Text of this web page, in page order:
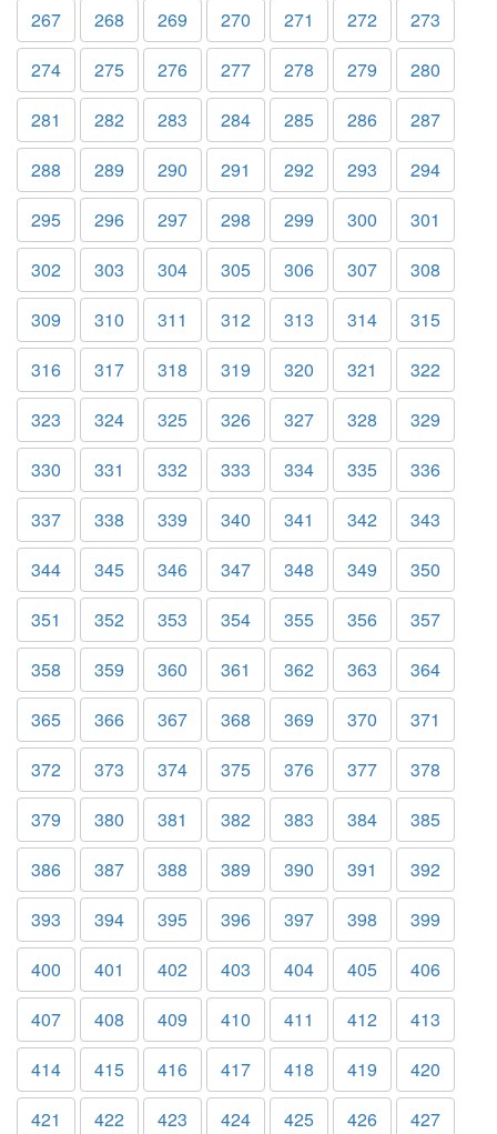
267
268 269 270 271 272
273
274
275 276 277 278 279
280
281
282 283 284 285 286
287
288
289 290 291 292 293
294
295
296 297 298 299 300
301
302
303 304 305 306 307
308
309
310 311 312 313 314
315
316
317 318 319 320 321
322
323
324 325 326 327 328
329
330
331 332 333 334 335
336
337
338 339 340 341 342
343
344
345 346 347 348 349
350
351
352 353 354 355 356
357
358
359 360 361 362 363
364
365
366 367 368 369 370
371
372
373 374 375 376 377
378
379
380 381 382 383 384
385
386
387 388 389 390 391
392
393
394 395 396 397 398
399
400
401 402 403 404 405
406
407
408 409 410 411 412
413
414
415 416 417 418 419
420
421
422 423 424 425 426 427